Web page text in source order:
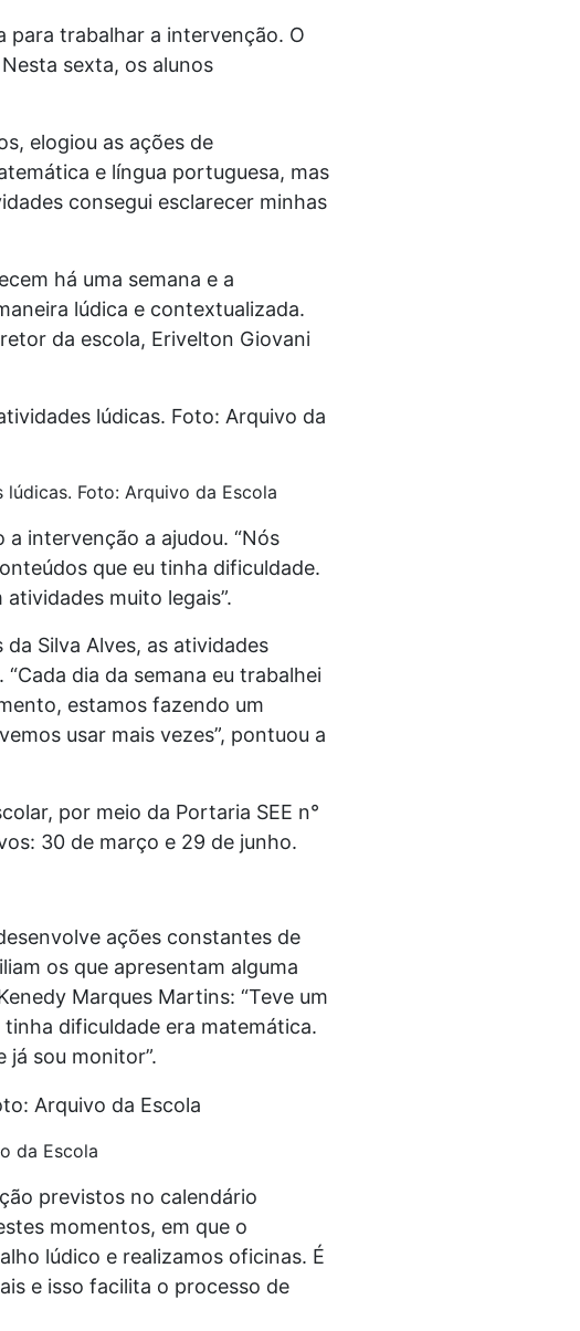
para trabalhar a intervenção. O
sexta, os alunos
elogiou as ações de
e língua portuguesa, mas
consegui esclarecer minhas
há uma semana e a
lúdica e contextualizada.
da escola, Erivelton Giovani
Foto: Arquivo da Escola
intervenção a ajudou. “Nós
que eu tinha dificuldade.
muito legais”.
Silva Alves, as atividades
dia da semana eu trabalhei
estamos fazendo um
usar mais vezes”, pontuou a
por meio da Portaria SEE n°
30 de março e 29 de junho.
ações constantes de
os que apresentam alguma
Marques Martins: “Teve um
dificuldade era matemática.
já sou monitor”.
da Escola
previstos no calendário
momentos, em que o
lúdico e realizamos oficinas. É
e isso facilita o processo de